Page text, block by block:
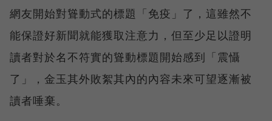
網友開始對聳動式的標題「免疫」了，這雖然不
能保證好新聞就能獲取注意力，但至少足以證明
讀者對於名不符實的聳動標題開始感到「震懾
了」，金玉其外敗絮其內的內容未來可望逐漸被
讀者唾棄。